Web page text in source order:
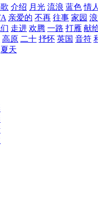
介绍 月光 流浪 蓝色 情人
亲爱的 不再 往事 家园
走进 欢腾 一路 打雁 献
高原 二十 抒怀 英国 音符
夏天